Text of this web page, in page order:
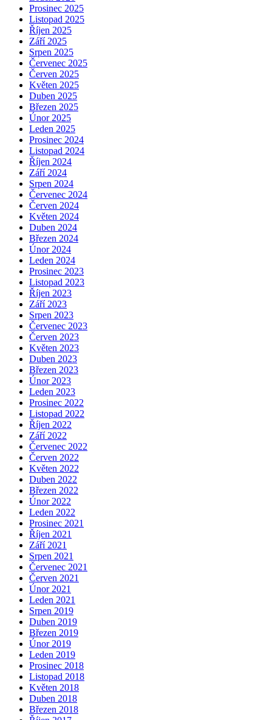
Prosinec 2025
Listopad 2025
Říjen 2025
Září 2025
Srpen 2025
Červenec 2025
Červen 2025
Květen 2025
Duben 2025
Březen 2025
Únor 2025
Leden 2025
Prosinec 2024
Listopad 2024
Říjen 2024
Září 2024
Srpen 2024
Červenec 2024
Červen 2024
Květen 2024
Duben 2024
Březen 2024
Únor 2024
Leden 2024
Prosinec 2023
Listopad 2023
Říjen 2023
Září 2023
Srpen 2023
Červenec 2023
Červen 2023
Květen 2023
Duben 2023
Březen 2023
Únor 2023
Leden 2023
Prosinec 2022
Listopad 2022
Říjen 2022
Září 2022
Červenec 2022
Červen 2022
Květen 2022
Duben 2022
Březen 2022
Únor 2022
Leden 2022
Prosinec 2021
Říjen 2021
Září 2021
Srpen 2021
Červenec 2021
Červen 2021
Únor 2021
Leden 2021
Srpen 2019
Duben 2019
Březen 2019
Únor 2019
Leden 2019
Prosinec 2018
Listopad 2018
Květen 2018
Duben 2018
Březen 2018